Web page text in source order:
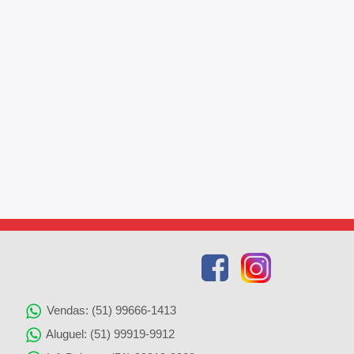
Vendas: (51) 99666-1413
Aluguel: (51) 99919-9912